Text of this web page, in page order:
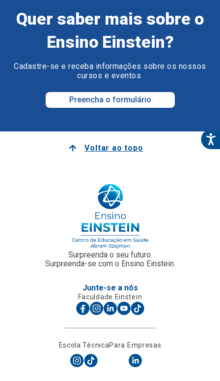
Quer saber mais sobre o
Ensino Einstein?
Cadastre-se e receba informações sobre os nossos
cursos e eventos.
Preencha o formulário
Voltar ao topo
Surpreenda o seu futuro.
Surpreenda-se com o Ensino Einstein.
Junte-se a nós
Faculdade Einstein
Escola TécnicaPara Empresas